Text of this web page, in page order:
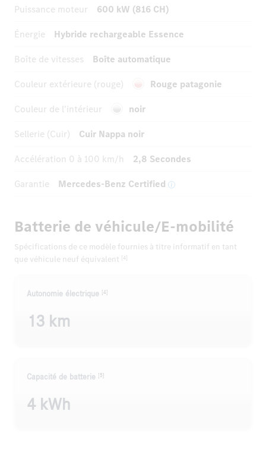
Puissance moteur
600 kW (816 CH)
Énergie
Hybride rechargeable Essence
Boîte de vitesses
Boîte automatique
Couleur extérieure (rouge)
Rouge patagonie
Couleur de l'intérieur
noir
Sellerie (Cuir)
Cuir Nappa noir
Accélération 0 à 100 km/h
2,8 Secondes
Garantie
Mercedes-Benz Certified
Batterie de véhicule/E-mobilité
Spécifications de ce modèle fournies à titre informatif en tant
que véhicule neuf équivalent [4]
Autonomie électrique [4]
13 km
Capacité de batterie [5]
4 kWh